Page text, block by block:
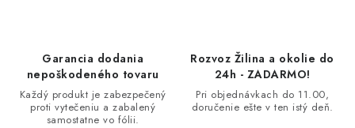
Garancia dodania
nepoškodeného tovaru
Každý produkt je zabezpečený
proti vytečeniu a zabalený
samostatne vo fólii.
Rozvoz Žilina a okolie do
24h - ZADARMO!
Pri objednávkach do 11.00,
doručenie ešte v ten istý deň.